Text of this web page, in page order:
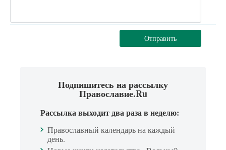
Отправить
Подпишитесь на рассылку
Православие.Ru
Рассылка выходит два раза в неделю:
Православный календарь на каждый
день.